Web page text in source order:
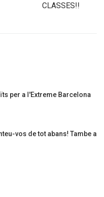
CLASSES!!
per a l'Extreme Barcelona
vos de tot abans! Tambe a